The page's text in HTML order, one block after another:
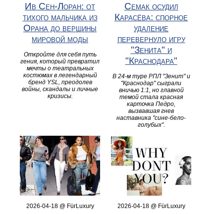
Ив Сен-Лоран: от
тихого мальчика из
Орана до вершины
мировой моды
Откройте для себя путь
гения, который превратил
мечты о театральных
костюмах в легендарный
бренд YSL, преодолев
войны, скандалы и личные
кризисы.
Семак осудил
Карасёва: спорное
удаление
перевернуло игру
"Зенита" и
"Краснодара"
В 24-м туре РПЛ "Зенит" и
"Краснодар" сыграли
вничью 1:1, но главной
темой стала красная
карточка Педро,
вызвавшая гнев
наставника "сине-бело-
голубых".
2026-04-18 @ FürLuxury 2026-04-18 @ FürLuxury